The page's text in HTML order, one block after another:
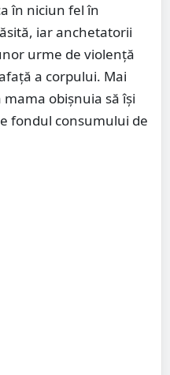
în niciun fel în
iar anchetatorii
urme de violență
a corpului. Mai
obișnuia să își
fondul consumului de